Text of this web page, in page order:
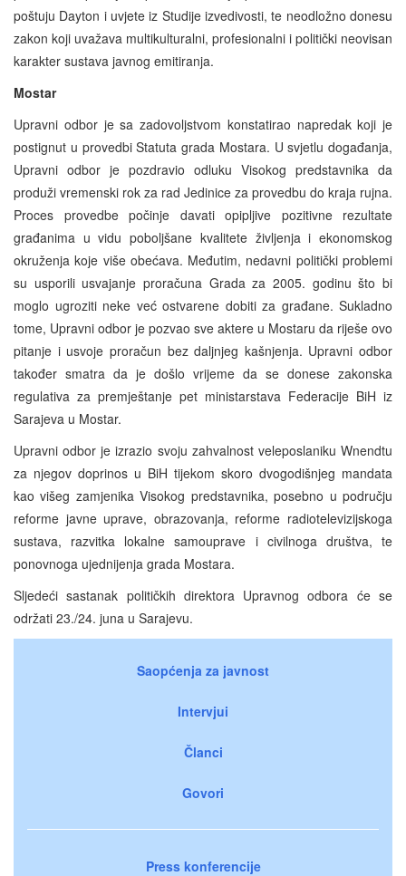
poštuju Dayton i uvjete iz Studije izvedivosti, te neodložno donesu
zakon koji uvažava multikulturalni, profesionalni i politički neovisan
karakter sustava javnog emitiranja.
Mostar
Upravni odbor je sa zadovoljstvom konstatirao napredak koji je
postignut u provedbi Statuta grada Mostara. U svjetlu događanja,
Upravni odbor je pozdravio odluku Visokog predstavnika da
produži vremenski rok za rad Jedinice za provedbu do kraja rujna.
Proces provedbe počinje davati opipljive pozitivne rezultate
građanima u vidu poboljšane kvalitete življenja i ekonomskog
okruženja koje više obećava. Međutim, nedavni politički problemi
su usporili usvajanje proračuna Grada za 2005. godinu što bi
moglo ugroziti neke već ostvarene dobiti za građane. Sukladno
tome, Upravni odbor je pozvao sve aktere u Mostaru da riješe ovo
pitanje i usvoje proračun bez daljnjeg kašnjenja. Upravni odbor
također smatra da je došlo vrijeme da se donese zakonska
regulativa za premještanje pet ministarstava Federacije BiH iz
Sarajeva u Mostar.
Upravni odbor je izrazio svoju zahvalnost veleposlaniku Wnendtu
za njegov doprinos u BiH tijekom skoro dvogodišnjeg mandata
kao višeg zamjenika Visokog predstavnika, posebno u području
reforme javne uprave, obrazovanja, reforme radiotelevizijskoga
sustava, razvitka lokalne samouprave i civilnoga društva, te
ponovnoga ujednijenja grada Mostara.
Sljedeći sastanak političkih direktora Upravnog odbora će se
održati 23./24. juna u Sarajevu.
Saopćenja za javnost
Intervjui
Članci
Govori
Press konferencije